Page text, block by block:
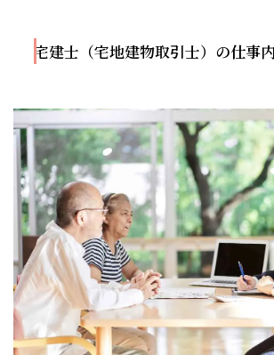
宅建士（宅地建物取引士）の仕事